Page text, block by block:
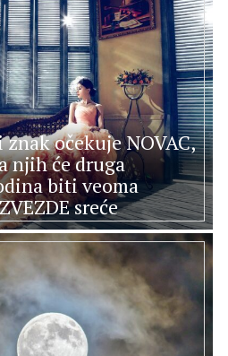
očekuje NOVAC,
njih će druga
biti veoma
sreće